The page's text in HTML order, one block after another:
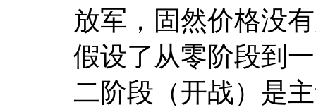
放军，固然价格没
假设了从零阶段到
二阶段（开战）是